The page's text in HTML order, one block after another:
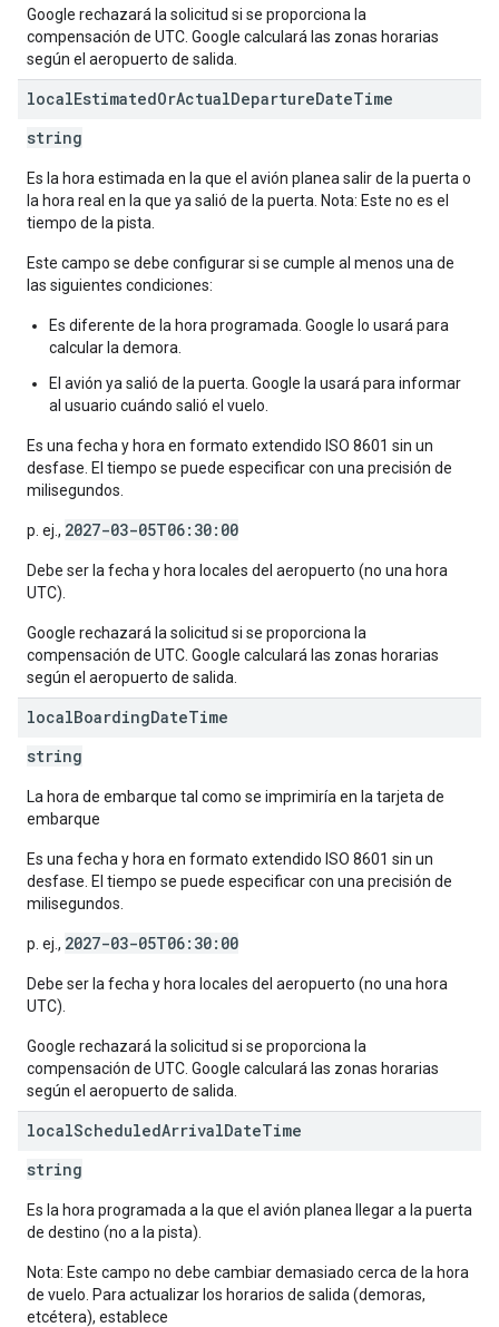
Google rechazará la solicitud si se proporciona la
compensación de UTC. Google calculará las zonas horarias
según el aeropuerto de salida.
localEstimatedOrActualDepartureDateTime
string
Es la hora estimada en la que el avión planea salir de la puerta o
la hora real en la que ya salió de la puerta. Nota: Este no es el
tiempo de la pista.
Este campo se debe configurar si se cumple al menos una de
las siguientes condiciones:
Es diferente de la hora programada. Google lo usará para
calcular la demora.
El avión ya salió de la puerta. Google la usará para informar
al usuario cuándo salió el vuelo.
Es una fecha y hora en formato extendido ISO 8601 sin un
desfase. El tiempo se puede especificar con una precisión de
milisegundos.
p. ej., 2027-03-05T06:30:00
Debe ser la fecha y hora locales del aeropuerto (no una hora
UTC).
Google rechazará la solicitud si se proporciona la
compensación de UTC. Google calculará las zonas horarias
según el aeropuerto de salida.
localBoardingDateTime
string
La hora de embarque tal como se imprimiría en la tarjeta de
embarque
Es una fecha y hora en formato extendido ISO 8601 sin un
desfase. El tiempo se puede especificar con una precisión de
milisegundos.
p. ej., 2027-03-05T06:30:00
Debe ser la fecha y hora locales del aeropuerto (no una hora
UTC).
Google rechazará la solicitud si se proporciona la
compensación de UTC. Google calculará las zonas horarias
según el aeropuerto de salida.
localScheduledArrivalDateTime
string
Es la hora programada a la que el avión planea llegar a la puerta
de destino (no a la pista).
Nota: Este campo no debe cambiar demasiado cerca de la hora
de vuelo. Para actualizar los horarios de salida (demoras,
etcétera), establece